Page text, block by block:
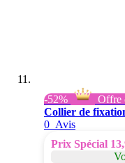
-52%
Offre
Collier de
0 Avis
Prix Spécial